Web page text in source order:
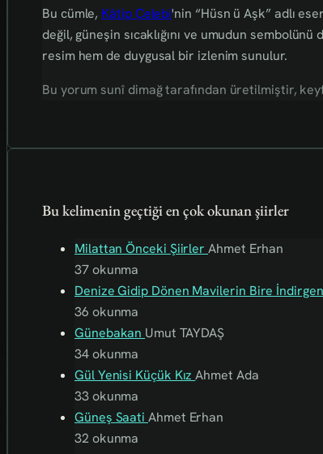
Bu cümle, Kâtip Çelebi'nin “Hüsn ü Aşk” adlı
değil, güneşin sıcaklığını ve umudun
resim hem de duygusal bir izlenim sunulur.
Bu yorum sunî dimağ tarafından üretilmiştir,
Bu kelimenin geçtiği en çok okunan şiirler
Milattan Önceki ŞiirlerAhmet Erhan
37 okunma
Denize Gidip Dönen Mavilerin Bire
36 okunma
Günebakan Umut TAYDAŞ
34 okunma
Gül Yenisi Küçük KızAhmet Ada
33 okunma
Güneş SaatiAhmet Erhan
32 okunma